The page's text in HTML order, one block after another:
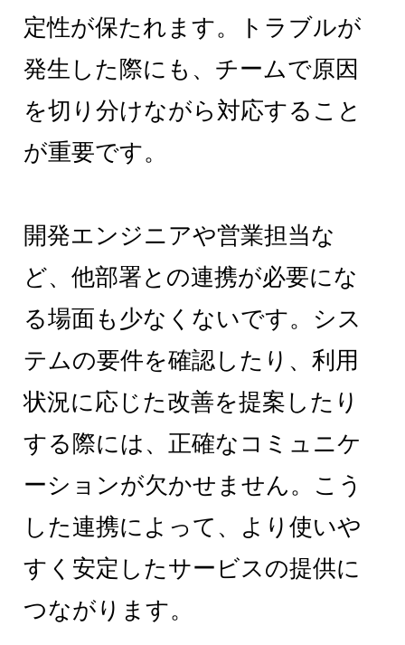
定性が保たれます。トラブルが
発生した際にも、チームで原因
を切り分けながら対応すること
が重要です。
開発エンジニアや営業担当な
ど、他部署との連携が必要にな
る場面も少なくないです。シス
テムの要件を確認したり、利用
状況に応じた改善を提案したり
する際には、正確なコミュニケ
ーションが欠かせません。こう
した連携によって、より使いや
すく安定したサービスの提供に
つながります。